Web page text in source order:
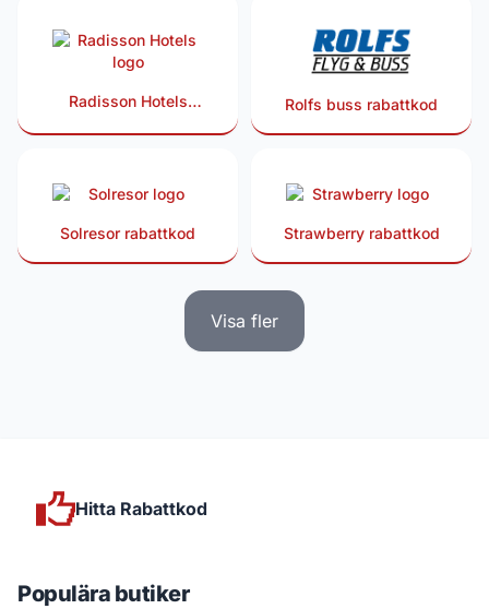
Radisson Hotels
Rolfs buss rabattkod
Solresor rabattkod Strawberry rabattkod
Visa fler
Hitta Rabattkod
Populära butiker